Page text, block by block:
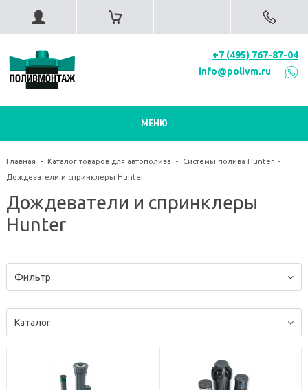
+7 (495) 767-87-04
info@polivm.ru
МЕНЮ
Главная - Каталог товаров для автополива - Системы полива Hunter -
Дождеватели и спринклеры Hunter
Дождеватели и спринклеры
Hunter
Фильтр
Каталог